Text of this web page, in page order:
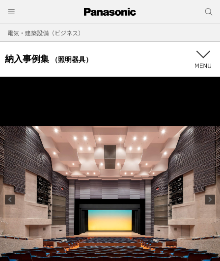
電気・建築設備（ビジネス）
納入事例集 （照明器具）